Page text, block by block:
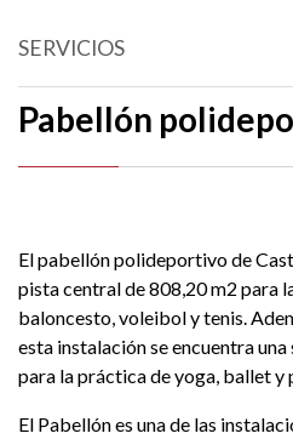
SERVICIOS
Pabellón
El pabellón polideportivo de
pista central de 808,20 m2 para
baloncesto, voleibol y tenis.
esta instalación se encuentra
para la práctica de yoga, ballet y
El Pabellón es una de las